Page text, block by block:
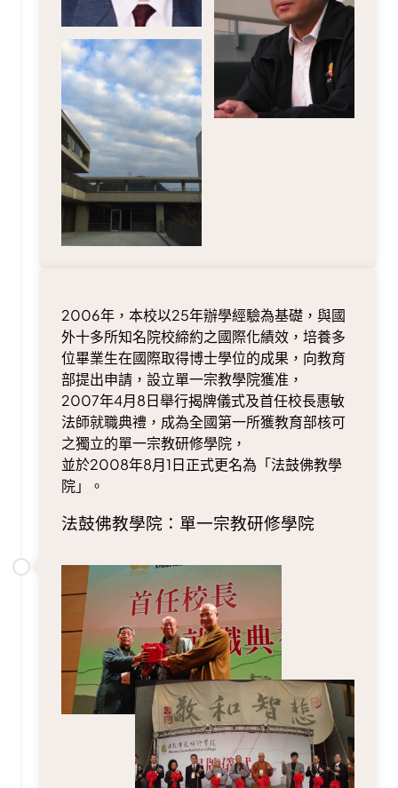
2006年，本校以25年辦學經驗為基礎，與國
外十多所知名院校締約之國際化績效，培養多
位畢業生在國際取得博士學位的成果，向教育
部提出申請，設立單一宗教學院獲准，
2007年4月8日舉行揭牌儀式及首任校長惠敏
法師就職典禮，成為全國第一所獲教育部核可
之獨立的單一宗教研修學院，
並於2008年8月1日正式更名為「法鼓佛教學
院」。
法鼓佛教學院：單一宗教研修學院